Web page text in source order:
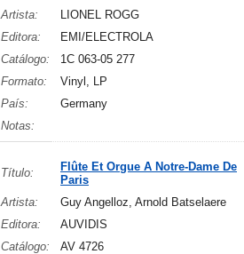
Artista: LIONEL ROGG
Editora:
EMI/ELECTROLA
Catálogo:
1C 063-05 277
Formato:
Vinyl, LP
País:
Germany
Notas:
Título:
Flûte Et Orgue A Notre-Dame De
Paris
Artista: Guy Angelloz, Arnold Batselaere
Editora:
AUVIDIS
Catálogo:
AV 4726